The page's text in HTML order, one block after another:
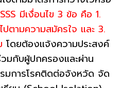
มีเงื่อนไข 3 ข้อ คือ 1.
ปตามความสมัครใจ และ 3.
โดยต้องแจ้งความประสงค์
มกับผู้ปกครองและผ่าน
มการโรคติดต่อจังหวัด จัด